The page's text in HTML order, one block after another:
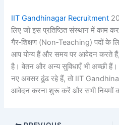
IIT Gandhinagar Recruitment
लिए जो इस प्रतिष्ठित संस्थान में काम
गैर‑शिक्षण (Non‑Teaching) पदों के
आप योग्य हैं और समय पर आवेदन करते हैं,
है। वेतन और अन्य सुविधाएँ भी अच्छी
नए अवसर ढूंढ रहे हैं, तो IIT
आवेदन करना शुरू करें और सभी नियमों